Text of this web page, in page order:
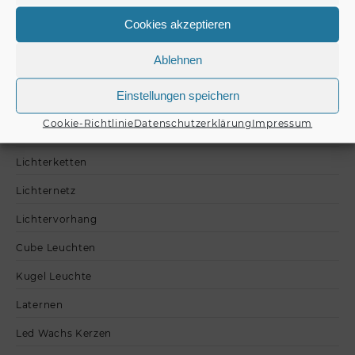
Cookies akzeptieren
Ablehnen
Einstellungen speichern
Cookie-RichtlinieDatenschutzerklärung Impressum
Lavalampen nach Typ
Plasmakugel
Lichterketten
Lichternetz
Lichtervorhang
Cube Leuchten
Kugel Leuchte
Laternen
Led Wachs Kerzen